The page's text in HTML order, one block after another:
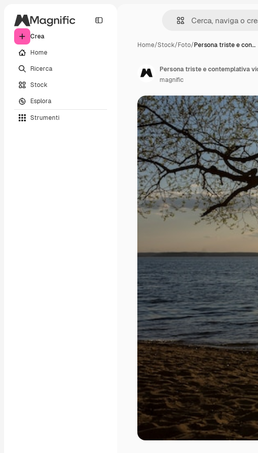
Crea
Home
Ricerca
Stock
Esplora
Strumenti
Home/Stock/Foto/Persona triste e con…
Persona triste e contemplativa
magnific